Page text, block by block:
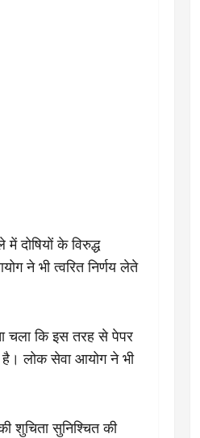
दोषियों के विरुद्ध
ने भी त्वरित निर्णय लेते
चला कि इस तरह से पेपर
है। लोक सेवा आयोग ने भी
शुचिता सुनिश्चित की